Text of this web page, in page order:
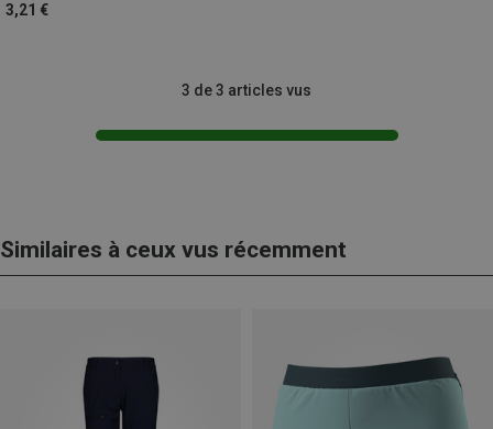
3,21 €
3 de 3 articles vus
Similaires à ceux vus récemment